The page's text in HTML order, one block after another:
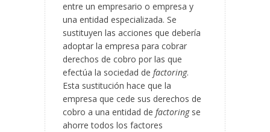
entre un empresario o empresa y
una entidad especializada. Se
sustituyen las acciones que debería
adoptar la empresa para cobrar
derechos de cobro por las que
efectúa la sociedad de factoring.
Esta sustitución hace que la
empresa que cede sus derechos de
cobro a una entidad de factoringse
ahorre todos los factores